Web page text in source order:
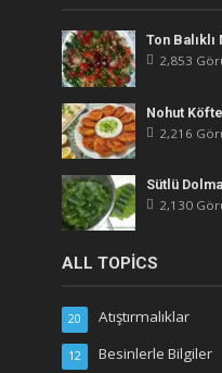
Ton
2,853
Nohut
2,216
Sütlü
2,130
ALL TOPICS
Atıştırmalıklar
20
Besinlerle Bilgiler
12